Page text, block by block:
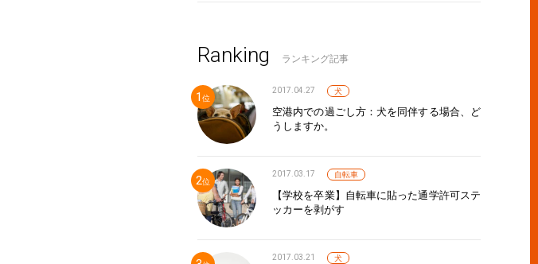
Ranking ランキング記事
2017.04.27 犬
空港内での過ごし方：犬を同伴する場合、ど
うしますか。
2017.03.17 自転車
【学校を卒業】自転車に貼った通学許可ステ
ッカーを剥がす
2017.03.21 犬